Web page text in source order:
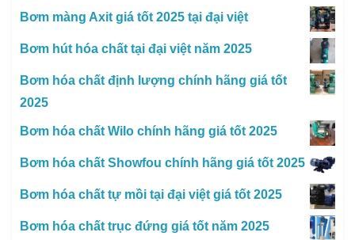
Bơm màng Axit giá tốt 2025 tại đại việt
Bơm hút hóa chất tại đại việt năm 2025
Bơm hóa chất định lượng chính hãng giá tốt
2025
Bơm hóa chất Wilo chính hãng giá tốt 2025
Bơm hóa chất Showfou chính hãng giá tốt 2025
Bơm hóa chất tự mồi tại đại việt giá tốt 2025
Bơm hóa chất trục đứng giá tốt năm 2025